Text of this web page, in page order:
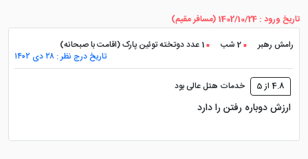
محوطه سرسبز؛ برگ برنده ای که
کمتر هتلی در کیش دارد
یکی از ویژگی هایی که باعث شده هتل مارینا پارک حتی پس
از سال ها همچنان محبوب باقی بماند، محوطه وسیع و
تاریخ ورود : 1402/10/24 (مسافر مقیم)
رامش رهبر
2 شب
1 عدد دوتخته توئین پارک (اقامت با صبحانه)
تاریخ درج نظر : ۲۸ دی ۱۴۰۲
4.8 از 5 خدمات هتل عالی بود
ارزش دوباره رفتن را دارد